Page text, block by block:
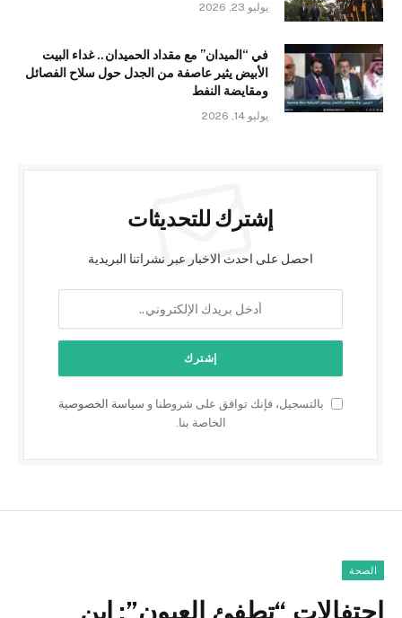
يوليو 23, 2026
في “الميدان” مع مقداد الحميدان.. غداء البيت
الأبيض يثير عاصفة من الجدل حول سلاح الفصائل
ومقايضة النفط
يوليو 14, 2026
إشترك للتحديثات
احصل على احدث الاخبار عبر نشراتنا البريدية
بالتسجيل، فإنك توافق على شروطنا و سياسة الخصوصية
الخاصة بنا.
الصحة
احتفالات “تطفئ العيون”: ابن